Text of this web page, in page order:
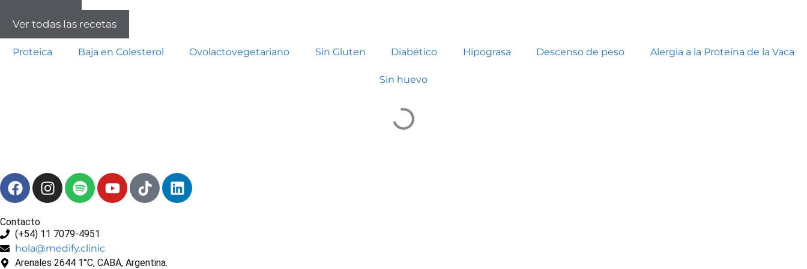
Ver todas las recetas
Proteica Baja en Colesterol Ovolactovegetariano Sin Gluten Diabético Hipograsa Descenso de peso Alergia a la Proteína de la Vaca
Sin huevo
Contacto
(+54) 11 7079-4951
hola@medify.clinic
Arenales 2644 1°C, CABA, Argentina.